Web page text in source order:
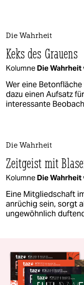
Die Wahrheit
Keks des Grauens
Kolumne Die Wahrheit
Wer eine
dazu einen Aufsatz
interessante
Die Wahrheit
Zeitgeist mit
Kolumne Die Wahrheit
Eine Mitgliedschaft
anrüchig sein, sorgt
ungewöhnlich